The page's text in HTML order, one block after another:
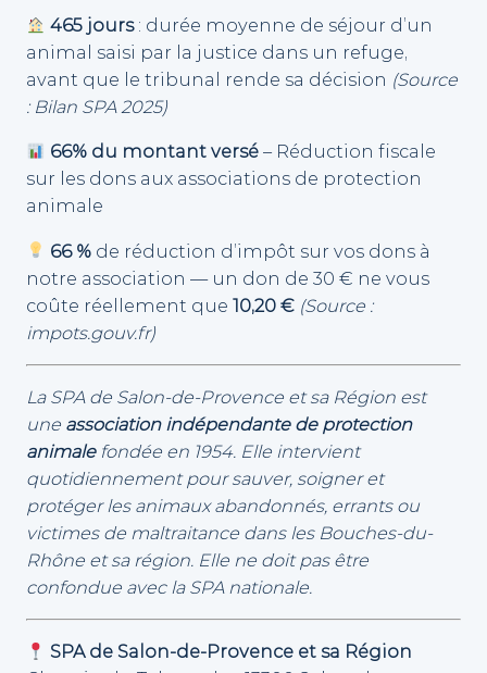
465 jours: durée moyenne de séjour d’un
animal saisi par la justice dans un refuge,
avant que le tribunal rende sa décision (Source
: Bilan SPA 2025)
66% du montant versé – Réduction fiscale
sur les dons aux associations de protection
animale
66 % de réduction d’impôt sur vos dons à
notre association — un don de 30 € ne vous
coûte réellement que 10,20 € (Source :
impots.gouv.fr)
La SPA de Salon-de-Provence et sa Région est
une association indépendante de protection
animalefondée en 1954. Elle intervient
quotidiennement pour sauver, soigner et
protéger les animaux abandonnés, errants ou
victimes de maltraitance dans les Bouches-du-
Rhône et sa région. Elle ne doit pas être
confondue avec la SPA nationale.
SPA de Salon-de-Provence et sa Région